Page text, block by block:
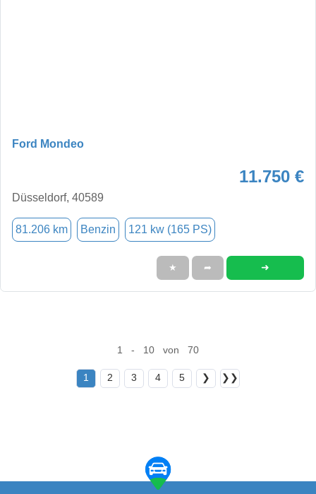
Ford Mondeo
11.750 €
Düsseldorf, 40589
81.206 km Benzin 121 kw (165 PS)
★ ➦ ➜
1 - 10 von 70
1 2 3 4 5 ❯ ❯❯